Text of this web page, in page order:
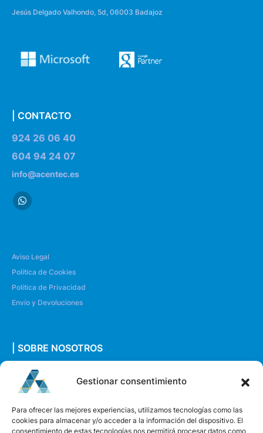
Gestionar consentimiento
Para ofrecer las mejores experiencias, utilizamos tecnologías como las
cookies para almacenar y/o acceder a la información del dispositivo. El
consentimiento de estas tecnologías nos permitirá procesar datos como
Jesús Delgado Valhondo, 5d, 06003 Badajoz
| CONTACTO
924 26 06 40
604 94 24 07
info@acentec.es
Aviso Legal
Política de Cookies
Política de Privacidad
Envío y Devoluciones
| SOBRE NOSOTROS
Quiénes somos
Envíanos un mensaje